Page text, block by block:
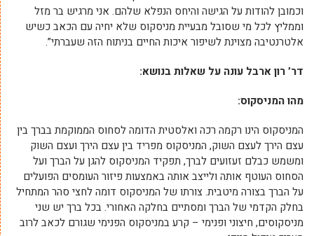
וכמובן להודות על הגישה והיחס הנפלא שלהם. אני מרגיש בר מזל
וממליץ לכל מי שסובל מבעיית מניסקוס שלא יחיה עם הכאב כשיש
אלטרנטיבה מצוינת לשיפור איכות החיים בניתוח הזה שעברתי”.
דר’ רון ארבל עונה על שאלות בנושא:
מהו המניסקוס:
המניסקוס הינו רקמה רכה ואלסטית הדומה לסחוס הממוקמת בברך בין
עצם הירך לעצם השוק, המניסקוס מפריד בין עצם הירך ועצם השוק
ומשמש כבלם זעזועים לברך, תפקיד המניסקוס להגן על הברך ועל
הסחוס העוטף אותה ולייצב אותה באמצעות פיזור העומסים הפועלים
על הברך בצורה מיטבית. צורתו של המניסקוס דומה לחצי סהר המתחיל
בחלק הקדמי של הברך ומסתיים בחלקה האחורי. בכל ברך יש שני
מניסקוסים, חיצוני ופנימי – קרע במניסקוס הפנימי שגורם לכאב לרוב